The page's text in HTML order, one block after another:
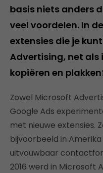
basis niets anders
veel voordelen. In
extensies die je
Advertising, net als
kopiëren en
Zowel Microsoft
Google Ads
met nieuwe extensies.
bijvoorbeeld in
uitvouwbaar
2016 werd in Microsoft